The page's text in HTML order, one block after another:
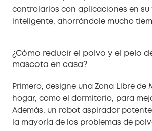
controlarlos con aplicaciones en su
inteligente, ahorrándole mucho
¿Cómo reducir el polvo y el pelo
mascota en casa?
Primero, designe una Zona Libre de
hogar, como el dormitorio, para
Además, un robot aspirador
la mayoría de los problemas de